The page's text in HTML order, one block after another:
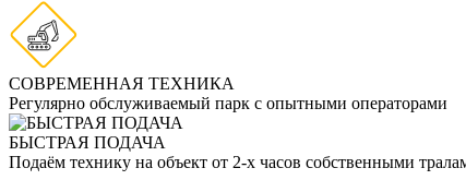
СОВРЕМЕННАЯ ТЕХНИКА
Регулярно обслуживаемый парк с опытными операторами
БЫСТРАЯ ПОДАЧА
Подаём технику на объект от 2-х часов собственными